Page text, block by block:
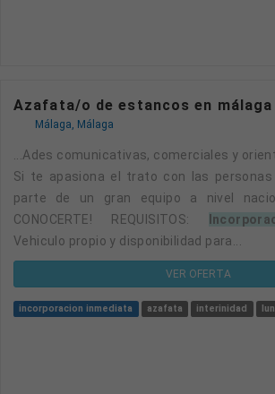
Azafata/o de estancos en málaga
Málaga, Málaga
...ades comunicativas, comerciales y orientada a resultados.
Si te apasiona el trato con las
parte de un gran equipo a nivel
CONOCERTE! REQUISITOS:
Vehiculo propio y disponibilidad para...
VER OFERTA
incorporacion inmediata azafata interinidad